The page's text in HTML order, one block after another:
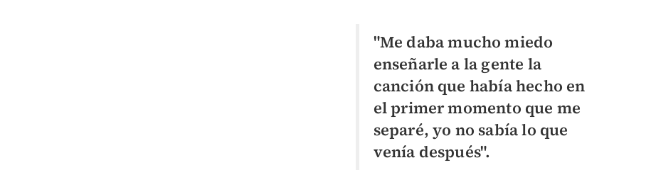
"Me daba mucho miedo
enseñarle a la gente la
canción que había hecho en
el primer momento que me
separé, yo no sabía lo que
venía después".